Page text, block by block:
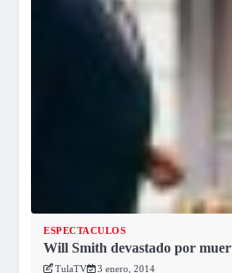
ESPECTACULOS
Will Smith devastado por
TulaTV 3 enero, 2014